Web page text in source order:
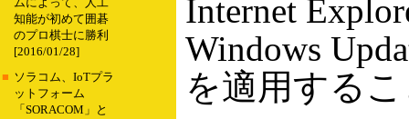
ムによって、人工
知能が初めて囲碁
のプロ棋士に勝利
[2016/01/28]
■ ソラコム、IoTプラ
ットフォーム
「SORACOM」と
Internet
Windows
を適用する